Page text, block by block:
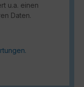
u.a. einen
Daten.